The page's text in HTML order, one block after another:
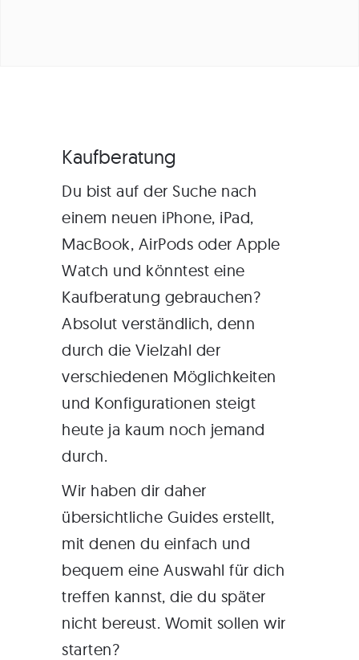
Kaufberatung
Du bist auf der Suche nach
einem neuen iPhone, iPad,
MacBook, AirPods oder Apple
Watch und könntest eine
Kaufberatung gebrauchen?
Absolut verständlich, denn
durch die Vielzahl der
verschiedenen Möglichkeiten
und Konfigurationen steigt
heute ja kaum noch jemand
durch.
Wir haben dir daher
übersichtliche Guides erstellt,
mit denen du einfach und
bequem eine Auswahl für dich
treffen kannst, die du später
nicht bereust. Womit sollen wir
starten?